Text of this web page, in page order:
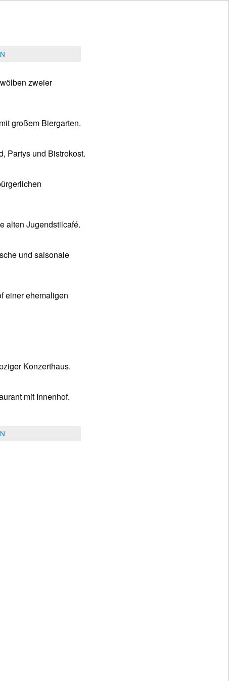
zweier
großem Biergarten.
Partys und Bistrokost.
alten Jugendstilcafé.
und saisonale
einer ehemaligen
Konzerthaus.
mit Innenhof.